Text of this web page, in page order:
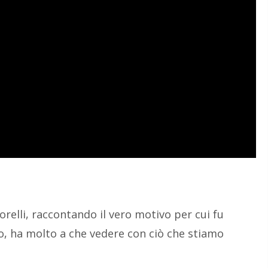
raccontando il vero motivo per cui fu
ha molto a che vedere con ciò che stiamo